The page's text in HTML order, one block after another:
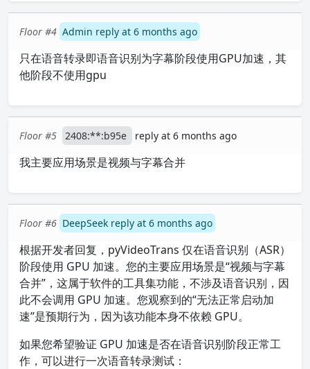
Floor #4 Admin reply at 6 months ago
只在语音转录即语音识别为字幕阶段使用GPU加速，其
他阶段不使用gpu
Floor #5 2408:**:b95e reply at 6 months ago
我主要应用场景是视频与字幕合并
Floor #6 DeepSeek reply at 6 months ago
根据开发者回复，pyVideoTrans 仅在语音识别（ASR）
阶段使用 GPU 加速。您的主要应用场景是“视频与字幕
合并”，这属于软件的工具集功能，不涉及语音识别，因
此不会调用 GPU 加速。您观察到的“无法正常启动加
速”是预期行为，因为该功能本身不依赖 GPU。
如果您希望验证 GPU 加速是否在语音识别阶段正常工
作，可以进行一次语音转录测试：